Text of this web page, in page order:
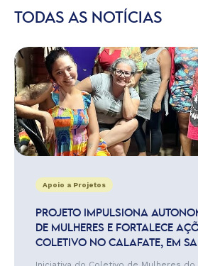
TODAS AS NOTÍCIAS
Apoio a Projetos
PROJETO IMPULSIONA
DE MULHERES E FORTALECE
COLETIVO NO CALAFATE, EM